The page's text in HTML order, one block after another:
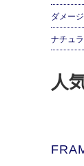
ダメー
ナチュ
人